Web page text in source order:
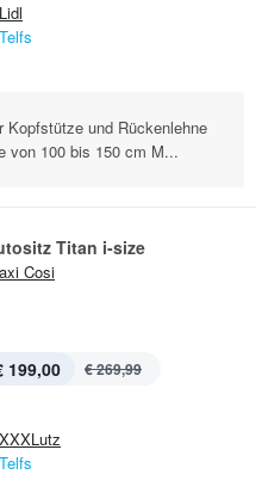
Lidl
Telfs
Kopfstütze und Rückenlehne
von 100 bis 150 cm M...
Titan i-size
Cosi
199,00 € 269,99
XXXLutz
Telfs